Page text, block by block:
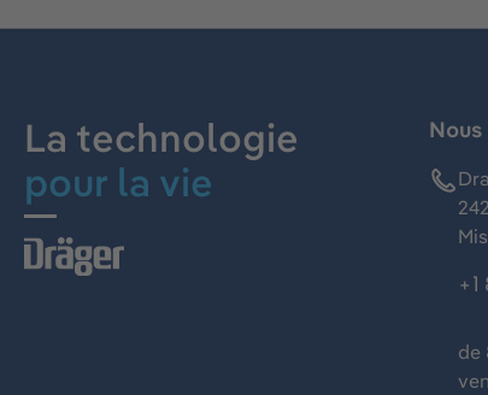
La technologie
pour la vie
+1
de